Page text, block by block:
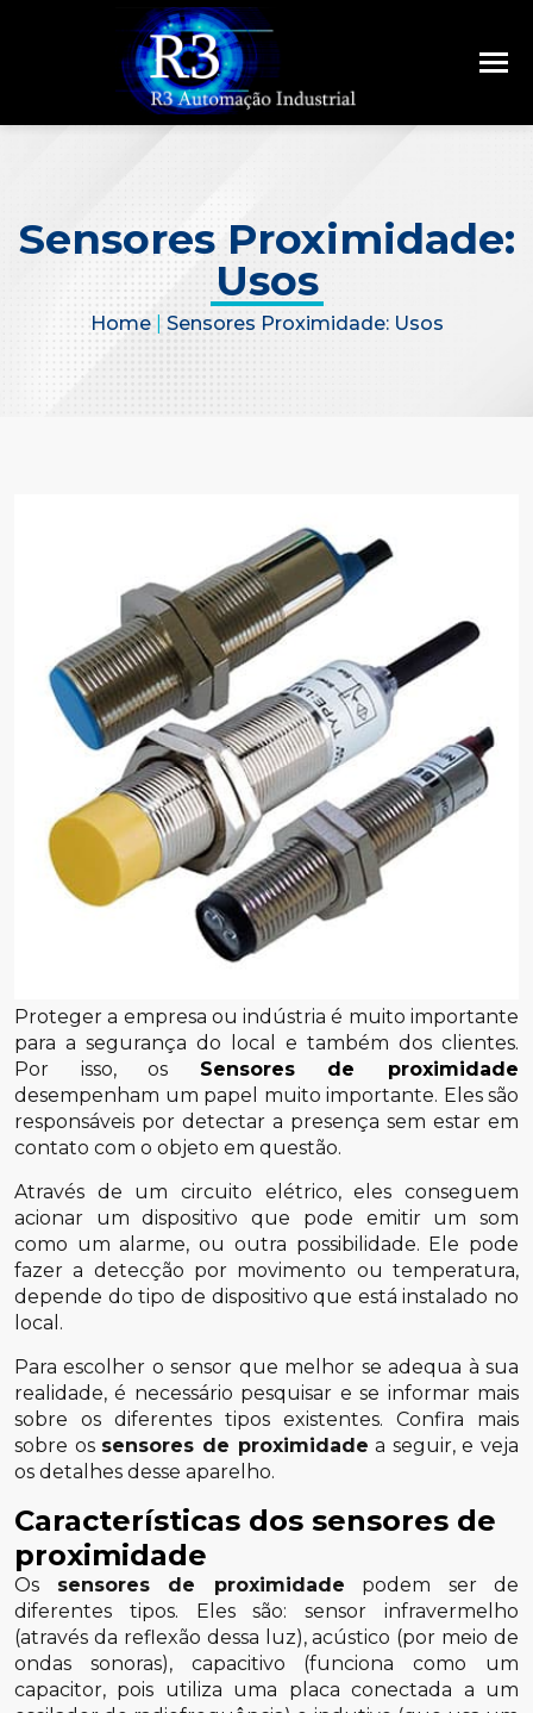
Sensores Proximidade:
Usos
Home| Sensores Proximidade: Usos
Proteger a empresa ou indústria é muito importante
para a segurança do local e também dos clientes.
Por isso, os Sensores de proximidade
desempenham um papel muito importante. Eles são
responsáveis por detectar a presença sem estar em
contato com o objeto em questão.
Através de um circuito elétrico, eles conseguem
acionar um dispositivo que pode emitir um som
como um alarme, ou outra possibilidade. Ele pode
fazer a detecção por movimento ou temperatura,
depende do tipo de dispositivo que está instalado no
local.
Para escolher o sensor que melhor se adequa à sua
realidade, é necessário pesquisar e se informar mais
sobre os diferentes tipos existentes. Confira mais
sobre os sensores de proximidade a seguir, e veja
os detalhes desse aparelho.
Características dos sensores de
proximidade
Os sensores de proximidade podem ser de
diferentes tipos. Eles são: sensor infravermelho
(através da reflexão dessa luz), acústico (por meio de
ondas sonoras), capacitivo (funciona como um
capacitor, pois utiliza uma placa conectada a um